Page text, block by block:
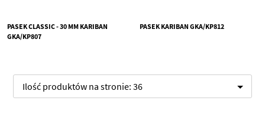
PASEK CLASSIC - 30 MM KARIBAN
GKA/KP807
PASEK KARIBAN GKA/KP812
Ilość produktów na stronie: 36